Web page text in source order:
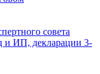
совета
и ИП, декларации 3-